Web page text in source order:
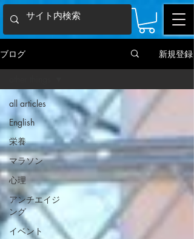
ブログ 新規登録
all articles
English
栄養
マラソン
心理
アンチエイジ
ング
イベント